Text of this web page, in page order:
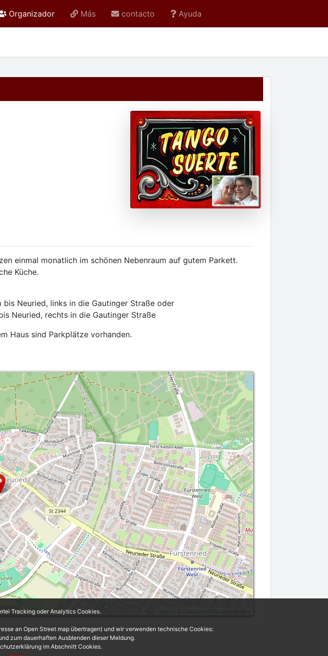
Organizadoractive Más contacto Ayuda
einmal monatlich im schönen Nebenraum auf gutem Parkett.
Küche.
Neuried, links in die Gautinger Straße oder
Neuried, rechts in die Gautinger Straße
Haus sind Parkplätze vorhanden.
Leaflet OpenStreetMap
Tracking oder Analytics Cookies.
an Open Street map übertragen) und wir verwenden technische Cookies:
zum dauerhaften Ausblenden dieser Meldung.
im Abschnitt Cookies.